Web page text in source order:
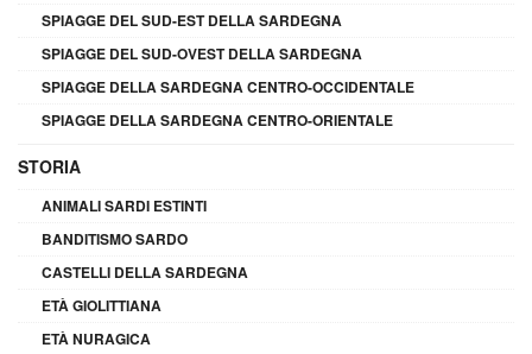
SPIAGGE DEL SUD-EST DELLA SARDEGNA
SPIAGGE DEL SUD-OVEST DELLA SARDEGNA
SPIAGGE DELLA SARDEGNA CENTRO-OCCIDENTALE
SPIAGGE DELLA SARDEGNA CENTRO-ORIENTALE
STORIA
ANIMALI SARDI ESTINTI
BANDITISMO SARDO
CASTELLI DELLA SARDEGNA
ETÀ GIOLITTIANA
ETÀ NURAGICA